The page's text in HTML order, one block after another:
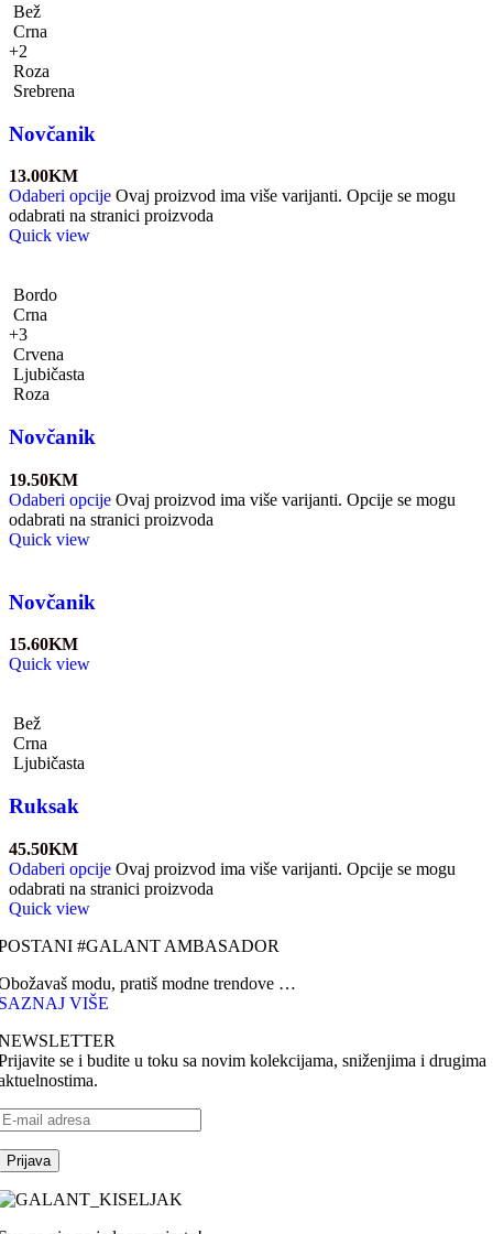
Bež
Crna
+2
Roza
Srebrena
Novčanik
13.00KM
Odaberi opcije Ovaj proizvod ima više varijanti. Opcije se mogu
odabrati na stranici proizvoda
Quick view
Bordo
Crna
+3
Crvena
Ljubičasta
Roza
Novčanik
19.50KM
Odaberi opcije Ovaj proizvod ima više varijanti. Opcije se mogu
odabrati na stranici proizvoda
Quick view
Novčanik
15.60KM
Quick view
Bež
Crna
Ljubičasta
Ruksak
45.50KM
Odaberi opcije Ovaj proizvod ima više varijanti. Opcije se mogu
odabrati na stranici proizvoda
Quick view
#GALANT AMBASADOR
modu, pratiš modne trendove …
VIŠE
se i budite u toku sa novim kolekcijama, sniženjima i drugima